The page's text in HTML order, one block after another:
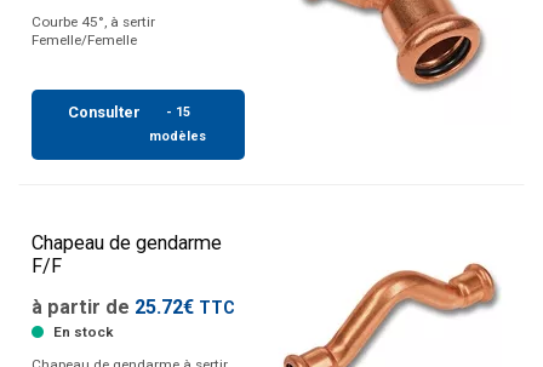
Courbe 45°, à sertir
Femelle/Femelle
Consulter
- 15
modèles
Chapeau de gendarme
F/F
à partir de 25.72€ TTC
En stock